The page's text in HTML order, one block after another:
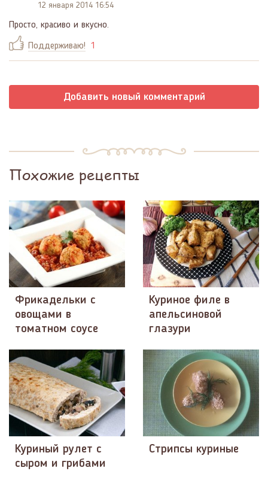
12 января 2014 16:54
Просто, красиво и вкусно.
Поддерживаю! 1
Добавить новый комментарий
Похожие рецепты
Фрикадельки с
овощами в
томатном соусе
Куриное филе в
апельсиновой
глазури
Куриный рулет с
сыром и грибами
Стрипсы куриные